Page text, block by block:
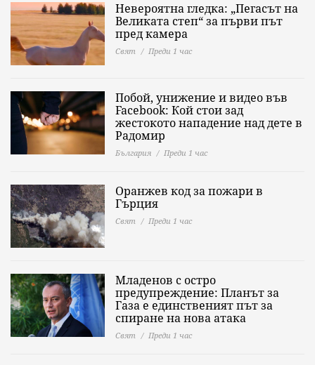
Невероятна гледка: „Пегасът на
Великата степ“ за първи път
пред камера
Свят Преди 1 час
Побой, унижение и видео във
Facebook: Кой стои зад
жестокото нападение над дете в
Радомир
България Преди 1 час
Оранжев код за пожари в
Гърция
Свят Преди 1 час
Младенов с остро
предупреждение: Планът за
Газа е единственият път за
спиране на нова атака
Свят Преди 1 час